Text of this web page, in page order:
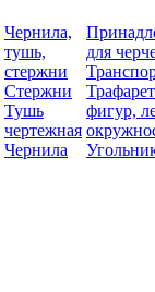
Чернила,
тушь,
стержни
Стержни
Тушь
чертежная
Чернила
для
фигур,